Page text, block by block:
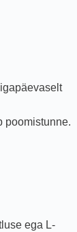
poomistunne.
ega L-